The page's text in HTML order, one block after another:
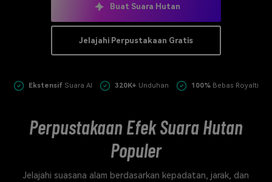
Hubungi Kami
Tips & Tutorial AI
Berkreasi dengan AI
Buat Suara Hutan
Jelajahi Perpustakaan Gratis
Ekstensif Suara AI 320K+ Unduhan 100%Bebas Royalti
Perpustakaan Efek Suara Hutan
Populer
Jelajahi suasana alam berdasarkan kepadatan, jarak, dan